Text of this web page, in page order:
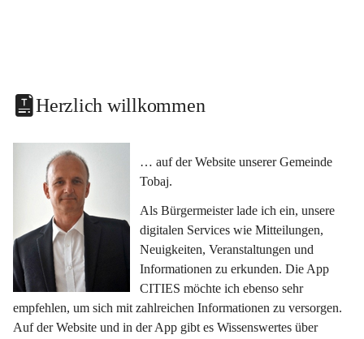
Herzlich willkommen
… auf der Website unserer Gemeinde
Tobaj.
Als Bürgermeister lade ich ein, unsere
digitalen Services wie Mitteilungen,
Neuigkeiten, Veranstaltungen und
Informationen zu erkunden. Die App
CITIES möchte ich ebenso sehr
empfehlen, um sich mit zahlreichen Informationen zu versorgen.
Auf der Website und in der App gibt es Wissenswertes über